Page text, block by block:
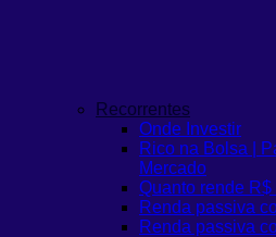
Recorrentes
Onde Investir
Rico na Bolsa |
Mercado
Quanto rende R$
Renda passiva
Renda passiva